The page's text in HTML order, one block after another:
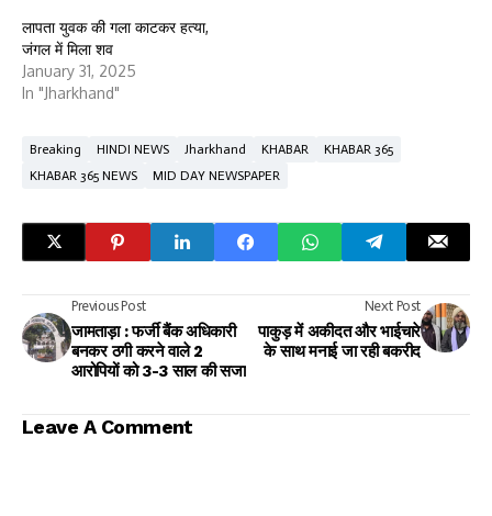
लापता युवक की गला काटकर हत्या,
जंगल में मिला शव
January 31, 2025
In "Jharkhand"
Breaking HINDI NEWS Jharkhand KHABAR
KHABAR 365
KHABAR 365 NEWS
MID DAY NEWSPAPER
Previous Post
जामताड़ा : फर्जी बैंक अधिकारी
बनकर ठगी करने वाले 2
आरोपियों को 3-3 साल की सजा
Next Post
पाकुड़ में अकीदत और भाईचारे
के साथ मनाई जा रही बकरीद
Leave A Comment